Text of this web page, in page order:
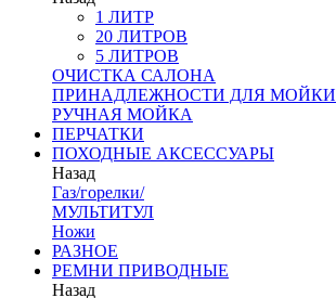
1 ЛИТР
20 ЛИТРОВ
5 ЛИТРОВ
ОЧИСТКА САЛОНА
ПРИНАДЛЕЖНОСТИ ДЛЯ МОЙКИ
РУЧНАЯ МОЙКА
ПЕРЧАТКИ
ПОХОДНЫЕ АКСЕССУАРЫ
Назад
Газ/горелки/
МУЛЬТИТУЛ
Ножи
РАЗНОЕ
РЕМНИ ПРИВОДНЫЕ
Назад